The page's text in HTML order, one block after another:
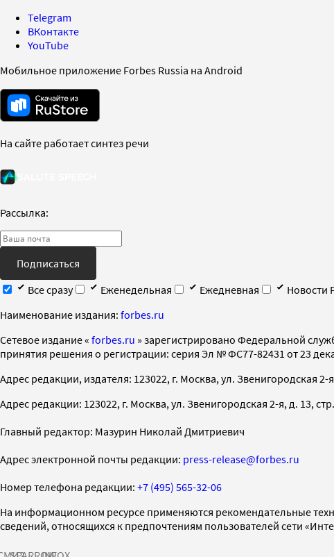
Telegram
ВКонтакте
YouTube
Мобильное приложение Forbes Russia на Android
На сайте работает синтез речи
Рассылка:
Подписаться
Все сразу
Еженедельная Ежедневная
Новости
Наименование издания: forbes.ru
Cетевое издание « forbes.ru » зарегистрировано Федеральной
принятия решения о регистрации: серия Эл № ФС77-82431 от 23
Адрес редакции, издателя: 123022, г. Москва, ул. Звенигородская 2-
Адрес редакции: 123022, г. Москва, ул. Звенигородская 2-я, д. 13,
Главный редактор: Мазурин Николай Дмитриевич
Адрес электронной почты редакции: press-release@forbes.ru
Номер телефона редакции: +7 (495) 565-32-06
На информационном ресурсе применяются рекомендательные
сведений, относящихся к предпочтениям пользователей сети